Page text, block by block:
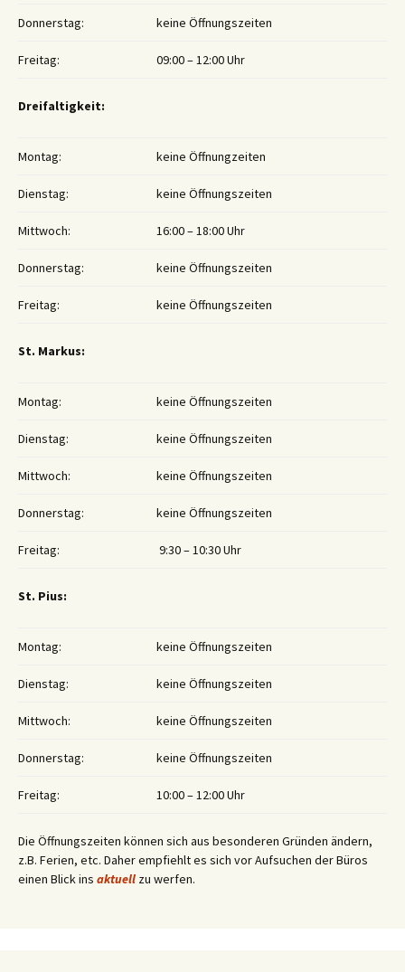
Donnerstag: keine Öffnungszeiten
Freitag: 09:00 – 12:00 Uhr
Dreifaltigkeit:
Montag: keine Öffnungzeiten
Dienstag: keine Öffnungszeiten
Mittwoch: 16:00 – 18:00 Uhr
Donnerstag: keine Öffnungszeiten
Freitag: keine Öffnungszeiten
St. Markus:
Montag: keine Öffnungszeiten
Dienstag: keine Öffnungszeiten
Mittwoch: keine Öffnungszeiten
Donnerstag: keine Öffnungszeiten
Freitag: 9:30 – 10:30 Uhr
St. Pius:
Montag: keine Öffnungszeiten
Dienstag: keine Öffnungszeiten
Mittwoch: keine Öffnungszeiten
Donnerstag: keine Öffnungszeiten
Freitag: 10:00 – 12:00 Uhr
Die Öffnungszeiten können sich aus besonderen Gründen ändern,
z.B. Ferien, etc. Daher empfiehlt es sich vor Aufsuchen der Büros
einen Blick ins aktuell zu werfen.